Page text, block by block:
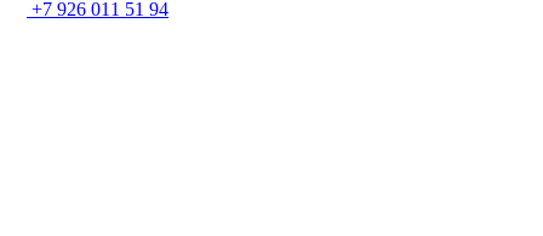
+7 926 011 51 94